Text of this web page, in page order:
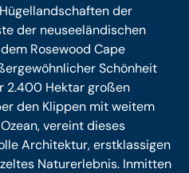
der
der neuseeländischen
Rosewood Cape
Schönheit
2.400 Hektar großen
den Klippen mit weitem
vereint dieses
Architektur, erstklassigen
Naturerlebnis. Inmitten